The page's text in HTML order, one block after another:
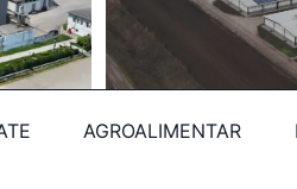
AGROALIMENTAR